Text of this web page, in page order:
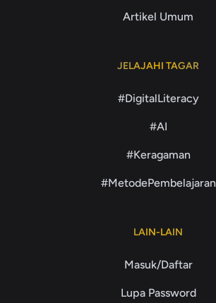
Artikel Umum
JELAJAHI TAGAR
#DigitalLiteracy
#AI
#Keragaman
#MetodePembelajaran
LAIN-LAIN
Masuk/Daftar
Lupa Password